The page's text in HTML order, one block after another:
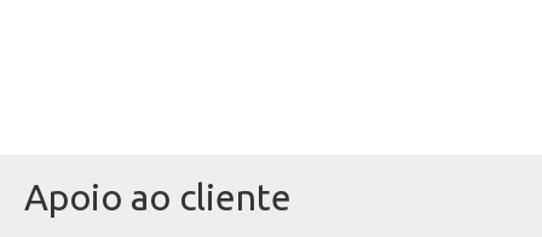
Apoio ao cliente